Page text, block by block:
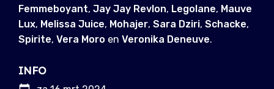
Femmeboyant, Jay Jay Revlon, Legolane, Mauve
Lux, Melissa Juice, Mohajer, Sara Dziri, Schacke,
Spirite, Vera Moro en Veronika Deneuve.
INFO